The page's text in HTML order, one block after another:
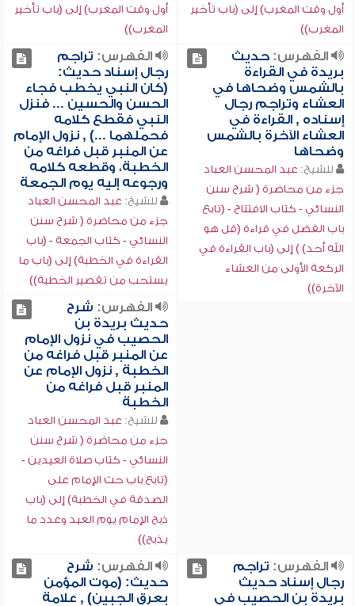
أول وقت المغرب) إلى (باب تأخير
المغرب))
أول وقت المغرب) إلى (باب تأخير
المغرب))
الفهرس:حديث
بريدة في القراءة
بالشمس وضحاها في
العشاء وتراجم رجال
إسناده , القراءة في
العشاء الآخرة بالشمس
وضحاها
للشيخ: عبد المحسن العباد
جزء من محاضرة ( شرح سنن
النسائي - كتاب الافتتاح - (تابع
باب الفضل في قراءة (قل هو
الله أحد) ) إلى (باب القراءة في
الركعة الأولى من العشاء
الآخرة))
الفهرس: تراجم
رجال إسناد حديث:
(كان النبي يخطب فجاء
الحسن والحسين ... فنزل
النبي فقطع كلامه
فحملهما ...) , نزول الإمام
عن المنبر قبل فراغه من
الخطبة، وقطعه كلامه
ورجوعه إليه يوم الجمعة
للشيخ: عبد المحسن العباد
جزء من محاضرة ( شرح سنن
النسائي - كتاب الجمعة - (باب
القراءة في الخطبة) إلى (باب ما
يستحب من تقصير الخطبة))
الفهرس: شرح
حديث بريدة بن
الحصيب في نزول الإمام
عن المنبر قبل فراغه من
الخطبة , نزول الإمام عن
المنبر قبل فراغه من
الخطبة
للشيخ: عبد المحسن العباد
جزء من محاضرة ( شرح سنن
النسائي - كتاب صلاة العيدين -
(تابع باب حث الإمام على
الصدقة في الخطبة) إلى (باب
ذبح الإمام يوم العيد وعدد ما
يذبح))
الفهرس: تراجم
رجال إسناد حديث
بريدة بن الحصيب في
الفهرس: شرح
حديث: (موت المؤمن
بعرق الجبين) , علامة